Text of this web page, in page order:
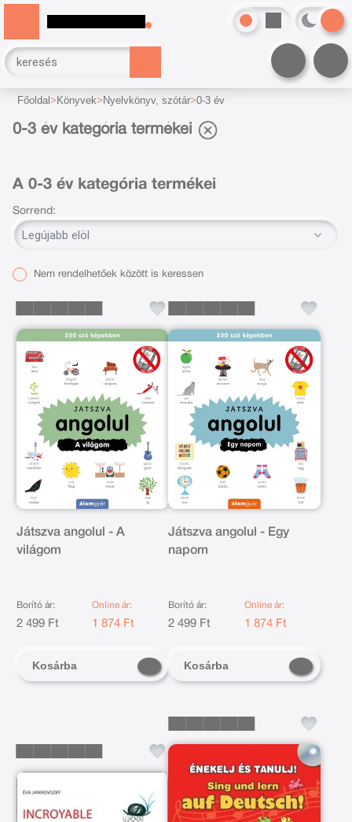
Főoldal Könyvek Nyelvkönyv, szótár 0-3 év
0-3 év kategória termékei
A 0-3 év kategória termékei
Sorrend:
Nem rendelhetőek között is keressen
Játszva angolul - A
világom
Borító ár:
2 499 Ft
Online ár:
1 874 Ft
Kosárba
Játszva angolul - Egy
napom
Borító ár:
2 499 Ft
Online ár:
1 874 Ft
Kosárba